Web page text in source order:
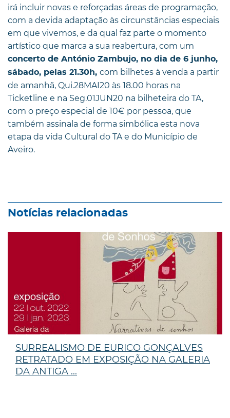
irá incluir novas e reforçadas áreas de programação,
com a devida adaptação às circunstâncias especiais
em que vivemos, e da qual faz parte o momento
artístico que marca a sua reabertura, com um
concerto de António Zambujo, no dia de 6 junho,
sábado, pelas 21.30h, com bilhetes à venda a partir
de amanhã, Qui.28MAI20 às 18.00 horas na
Ticketline e na Seg.01JUN20 na bilheteira do TA,
com o preço especial de 10€ por pessoa, que
também assinala de forma simbólica esta nova
etapa da vida Cultural do TA e do Município de
Aveiro.
Notícias relacionadas
SURREALISMO DE EURICO GONÇALVES
RETRATADO EM EXPOSIÇÃO NA GALERIA
DA ANTIGA ...